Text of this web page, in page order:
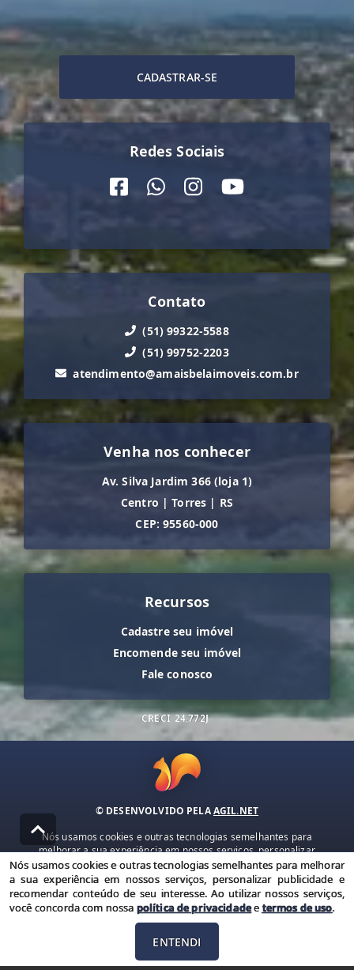
CADASTRAR-SE
Redes Sociais
Contato
(51) 99322-5588
(51) 99752-2203
atendimento@amaisbelaimoveis.com.br
Venha nos conhecer
Av. Silva Jardim 366 (loja 1)
Centro | Torres | RS
CEP: 95560-000
Recursos
Cadastre seu imóvel
Encomende seu imóvel
Fale conosco
CRECI 24.772J
© DESENVOLVIDO PELAAGIL.NET
Nós usamos cookies e outras tecnologias semelhantes para
melhorar a sua experiência em nossos serviços, personalizar
publicidade e recomendar conteúdo de seu interesse. Ao utilizar
nossos serviços, você concorda com nossa política de privacidade e
termos de uso.
Política de Privacidade Termos de uso
Nós usamos cookies e outras tecnologias semelhantes para melhorar
a sua experiência em nossos serviços, personalizar publicidade e
recomendar conteúdo de seu interesse. Ao utilizar nossos serviços,
você concorda com nossa política de privacidadeetermos de uso.
ENTENDI